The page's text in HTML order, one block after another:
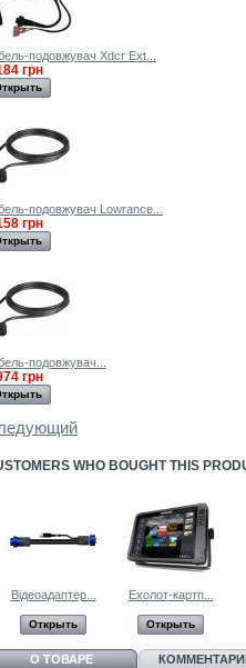
подовжувач Xdcr Ext...
грн
подовжувач Lowrance...
грн
подовжувач...
грн
WHO BOUGHT THIS
Відеоадаптер...
Открыть
Ехолот-картп...
Открыть
О ТОВАРЕ